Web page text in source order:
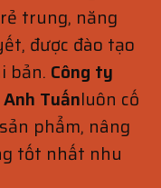
trung, năng
được đào tạo
bản. Công ty
Tuấnluôn cố
phẩm, nâng
tốt nhất nhu